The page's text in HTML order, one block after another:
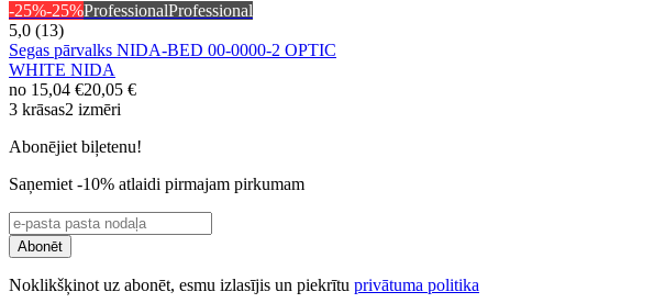
-25%-25%ProfessionalProfessional
5,0 (13)
Segas pārvalks NIDA-BED 00-0000-2 OPTIC
WHITE NIDA
no 15,04 €20,05 €
3 krāsas2 izmēri
Abonējiet biļetenu!
Saņemiet -10% atlaidi pirmajam pirkumam
Abonēt
Noklikšķinot uz abonēt, esmu izlasījis un piekrītu privātuma politika